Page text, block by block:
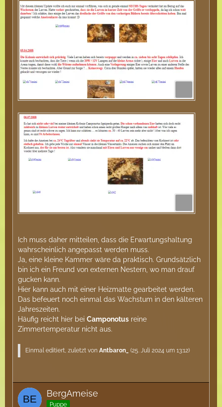
Ich muss daher mitteilen, dass die Erwartungshaltung
wahrscheinlich angepasst werden muss.
Ja, eine kleine Kammer wäre da praktisch. Grundsätzlich
bin ich ein Freund von externen Nestern, wo man drauf
gucken kann.
Hier kann auch mit einer Heizmatte gearbeitet werden.
Das befeuert noch einmal das Wachstum in den kälteren
Jahreszeiten.
Häufig reicht hier bei Camponotus reine
Zimmertemperatur nicht aus.
Einmal editiert, zuletzt von Antbaron_ (25. Juli 2024 um 13:12)
BergAmeise
Puppe